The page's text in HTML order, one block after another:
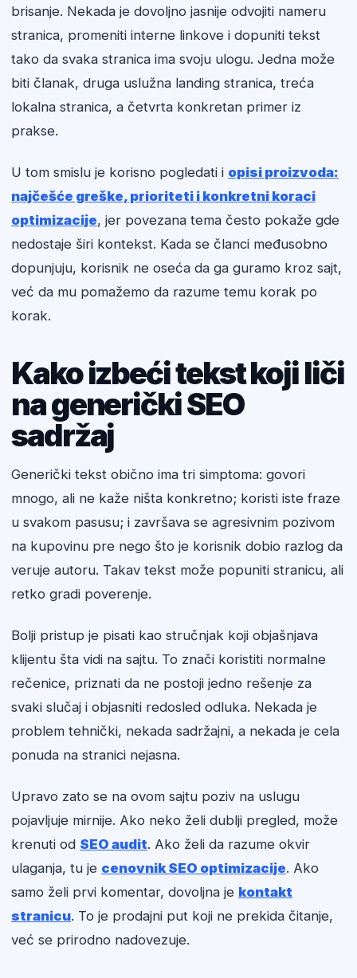
brisanje. Nekada je dovoljno jasnije odvojiti nameru
stranica, promeniti interne linkove i dopuniti tekst
tako da svaka stranica ima svoju ulogu. Jedna može
biti članak, druga uslužna landing stranica, treća
lokalna stranica, a četvrta konkretan primer iz
prakse.
U tom smislu je korisno pogledati i opisi proizvoda:
najčešće greške, prioriteti i konkretni koraci
optimizacije, jer povezana tema često pokaže gde
nedostaje širi kontekst. Kada se članci međusobno
dopunjuju, korisnik ne oseća da ga guramo kroz sajt,
već da mu pomažemo da razume temu korak po
korak.
Kako izbeći tekst koji liči
na generički SEO
sadržaj
Generički tekst obično ima tri simptoma: govori
mnogo, ali ne kaže ništa konkretno; koristi iste fraze
u svakom pasusu; i završava se agresivnim pozivom
na kupovinu pre nego što je korisnik dobio razlog da
veruje autoru. Takav tekst može popuniti stranicu, ali
retko gradi poverenje.
Bolji pristup je pisati kao stručnjak koji objašnjava
klijentu šta vidi na sajtu. To znači koristiti normalne
rečenice, priznati da ne postoji jedno rešenje za
svaki slučaj i objasniti redosled odluka. Nekada je
problem tehnički, nekada sadržajni, a nekada je cela
ponuda na stranici nejasna.
Upravo zato se na ovom sajtu poziv na uslugu
pojavljuje mirnije. Ako neko želi dublji pregled, može
krenuti od SEO audit. Ako želi da razume okvir
ulaganja, tu je cenovnik SEO optimizacije. Ako
samo želi prvi komentar, dovoljna je kontakt
stranicu. To je prodajni put koji ne prekida čitanje,
već se prirodno nadovezuje.